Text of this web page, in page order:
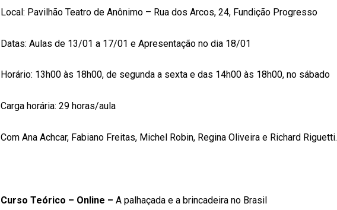
Local: Pavilhão Teatro de Anônimo – Rua dos Arcos, 24, Fundição Progresso
Datas: Aulas de 13/01 a 17/01 e Apresentação no dia 18/01
Horário: 13h00 às 18h00, de segunda a sexta e das 14h00 às 18h00, no sábado
Carga horária: 29 horas/aula
Com Ana Achcar, Fabiano Freitas, Michel Robin, Regina Oliveira e Richard Riguetti.
Curso Teórico – Online –A palhaçada e a brincadeira no Brasil